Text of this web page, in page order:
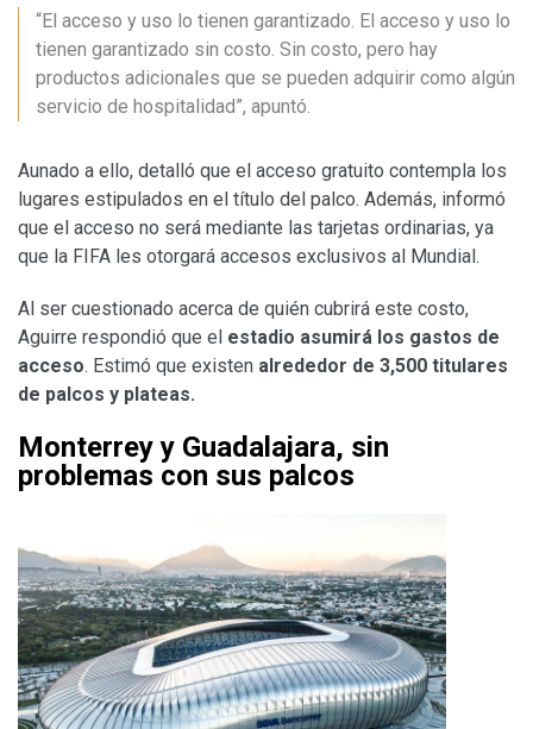
“El acceso y uso lo tienen garantizado. El acceso y uso lo
tienen garantizado sin costo. Sin costo, pero hay
productos adicionales que se pueden adquirir como algún
servicio de hospitalidad”, apuntó.
Aunado a ello, detalló que el acceso gratuito contempla los
lugares estipulados en el título del palco. Además, informó
que el acceso no será mediante las tarjetas ordinarias, ya
que la FIFA les otorgará accesos exclusivos al Mundial.
Al ser cuestionado acerca de quién cubrirá este costo,
Aguirre respondió que el estadio asumirá los gastos de
acceso. Estimó que existen alrededor de 3,500 titulares
de palcos y plateas.
Monterrey y Guadalajara, sin
problemas con sus palcos